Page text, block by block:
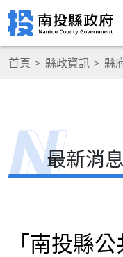
首頁 縣政資訊 縣
最新消息
「南投縣